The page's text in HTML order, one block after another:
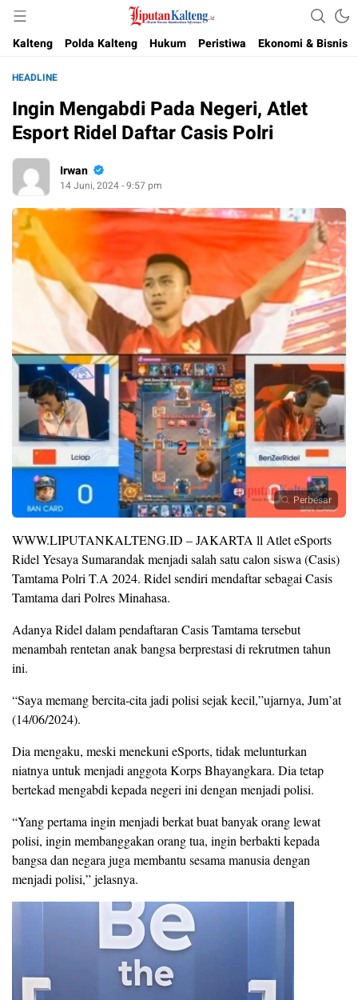
Liputan Kalteng
Akurat, Terpercaya & Independent
Kalteng
Polda Kalteng Hukum Peristiwa Ekonomi & Bisnis
HEADLINE
Ingin Mengabdi Pada Negeri, Atlet
Esport Ridel Daftar Casis Polri
Irwan
14 Juni, 2024 - 9:57 pm
Perbesar
WWW.LIPUTANKALTENG.ID – JAKARTA ll Atlet eSports
Ridel Yesaya Sumarandak menjadi salah satu calon siswa (Casis)
Tamtama Polri T.A 2024. Ridel sendiri mendaftar sebagai Casis
Tamtama dari Polres Minahasa.
Adanya Ridel dalam pendaftaran Casis Tamtama tersebut
menambah rentetan anak bangsa berprestasi di rekrutmen tahun
ini.
“Saya memang bercita-cita jadi polisi sejak kecil,”ujarnya, Jum’at
(14/06/2024).
Dia mengaku, meski menekuni eSports, tidak melunturkan
niatnya untuk menjadi anggota Korps Bhayangkara. Dia tetap
bertekad mengabdi kepada negeri ini dengan menjadi polisi.
“Yang pertama ingin menjadi berkat buat banyak orang lewat
polisi, ingin membanggakan orang tua, ingin berbakti kepada
bangsa dan negara juga membantu sesama manusia dengan
menjadi polisi,” jelasnya.